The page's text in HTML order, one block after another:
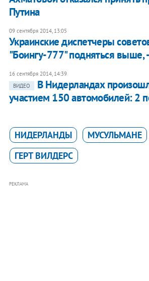
Путина
09 сентября 2014, 13:05
Украинские диспетчеры
"Боингу-777" подняться выше,
16 сентября 2014, 14:39
ВИДЕО
​В Нидерландах
участием 150 автомобилей: 2
НИДЕРЛАНДЫ МУСУЛЬМАНЕ
ГЕРТ ВИЛДЕРС
РЕКЛАМА